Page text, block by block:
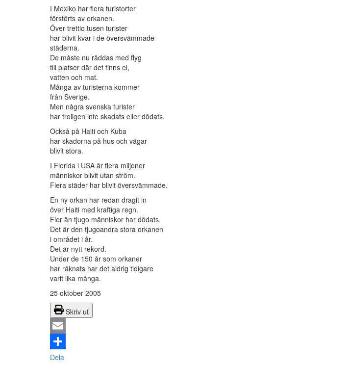
I Mexiko har flera turistorter
förstörts av orkanen.
Över trettio tusen turister
har blivit kvar i de översvämmade
städerna.
De måste nu räddas med flyg
till platser där det finns el,
vatten och mat.
Många av turisterna kommer
från Sverige.
Men några svenska turister
har troligen inte skadats eller dödats.
Också på Haiti och Kuba
har skadorna på hus och vägar
blivit stora.
I Florida i USA är flera miljoner
människor blivit utan ström.
Flera städer har blivit översvämmade.
En ny orkan har redan dragit in
över Haiti med kraftiga regn.
Fler än tjugo människor har dödats.
Det är den tjugoandra stora orkanen
i området i år.
Det är nytt rekord.
Under de 150 år som orkaner
har räknats har det aldrig tidigare
varit lika många.
25 oktober 2005
Skriv ut
Email
Dela